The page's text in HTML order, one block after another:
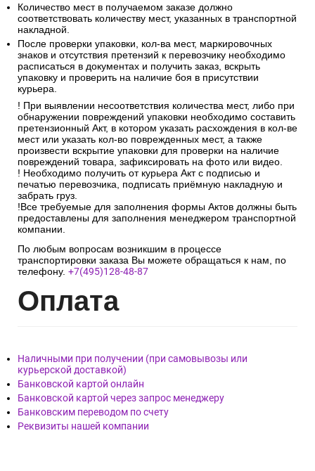
Количество мест в получаемом заказе должно
соответствовать количеству мест, указанных в транспортной
накладной.
После проверки упаковки, кол-ва мест, маркировочных
знаков и отсутствия претензий к перевозчику необходимо
расписаться в документах и получить заказ, вскрыть
упаковку и проверить на наличие боя в присутствии
курьера.
! При выявлении несоответствия количества мест, либо при
обнаружении повреждений упаковки необходимо составить
претензионный Акт, в котором указать расхождения в кол-ве
мест или указать кол-во поврежденных мест, а также
произвести вскрытие упаковки для проверки на наличие
повреждений товара, зафиксировать на фото или видео.
! Необходимо получить от курьера Акт с подписью и
печатью перевозчика, подписать приёмную накладную и
забрать груз.
!Все требуемые для заполнения формы Актов должны быть
предоставлены для заполнения менеджером транспортной
компании.
По любым вопросам возникшим в процессе
транспортировки заказа Вы можете обращаться к нам, по
телефону. +7(495)128-48-87
Оплата
Наличными при получении (при самовывозы или
курьерской доставкой)
Банковской картой онлайн
Банковской картой через запрос менеджеру
Банковским переводом по счету
Реквизиты нашей компании